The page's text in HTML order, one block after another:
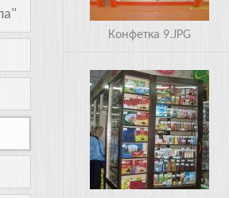
Конфетка 9.JPG
Областной рынок 3.JPG